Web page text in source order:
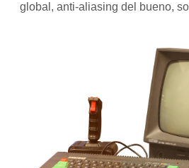
global, anti-aliasing del bueno,